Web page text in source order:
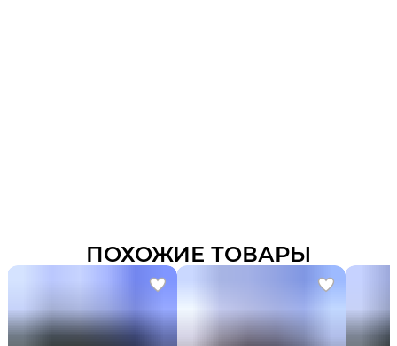
ПОХОЖИЕ ТОВАРЫ